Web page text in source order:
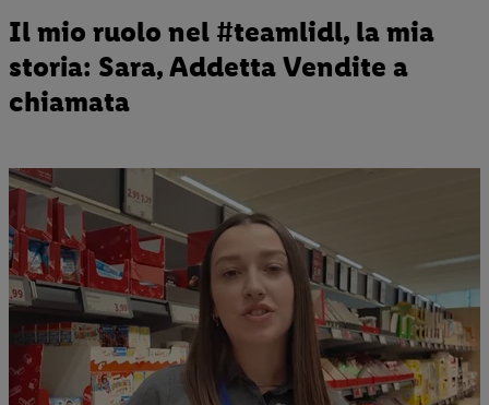
Il mio ruolo nel #teamlidl, la mia
storia: Sara, Addetta Vendite a
chiamata